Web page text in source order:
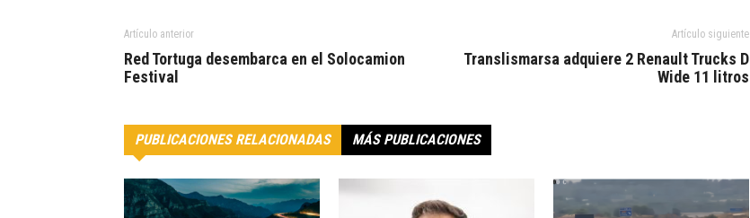
Artículo anterior
Red Tortuga desembarca en el Solocamion
Festival
Artículo siguiente
Translismarsa adquiere 2 Renault Trucks D
Wide 11 litros
PUBLICACIONES RELACIONADAS MÁS PUBLICACIONES